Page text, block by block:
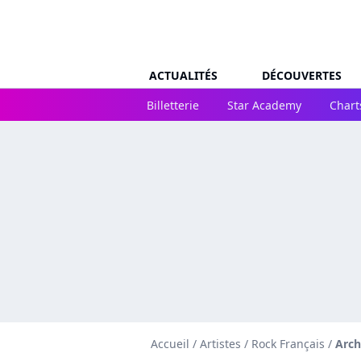
ACTUALITÉS
DÉCOUVERTES
Billetterie
Star Academy
Accueil / Artistes / Rock Français /